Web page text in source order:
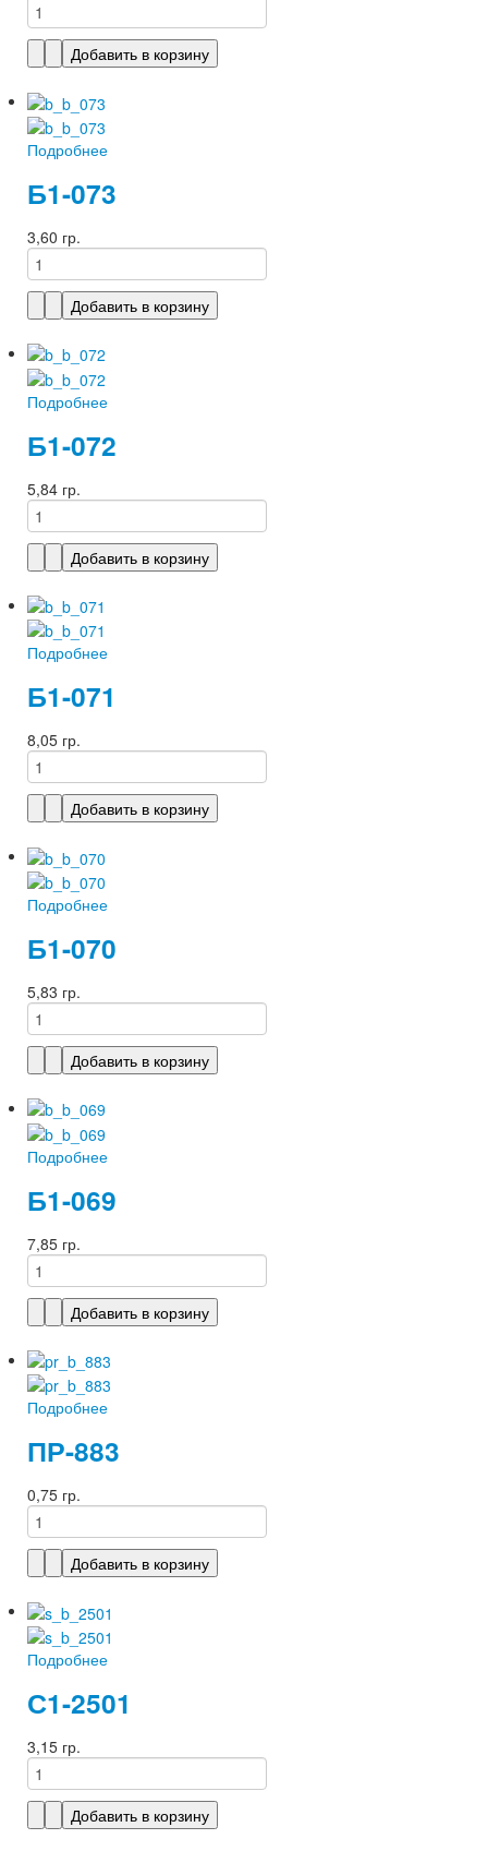
Подробнее
Б1-073
3,60 гр.
Подробнее
Б1-072
5,84 гр.
Подробнее
Б1-071
8,05 гр.
Подробнее
Б1-070
5,83 гр.
Подробнее
Б1-069
7,85 гр.
Подробнее
ПР-883
0,75 гр.
Подробнее
С1-2501
3,15 гр.